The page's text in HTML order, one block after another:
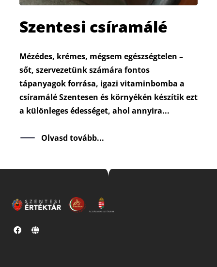
Szentesi csíramálé
Mézédes, krémes, mégsem egészségtelen –
sőt, szervezetünk számára fontos
tápanyagok forrása, igazi vitaminbomba a
csíramálé Szentesen és környékén készítik ezt
a különleges édességet, ahol annyira...
Olvasd tovább...